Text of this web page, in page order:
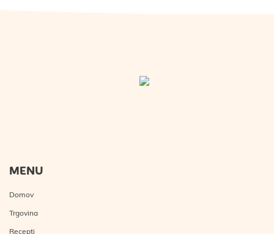
MENU
Domov
Trgovina
Recepti